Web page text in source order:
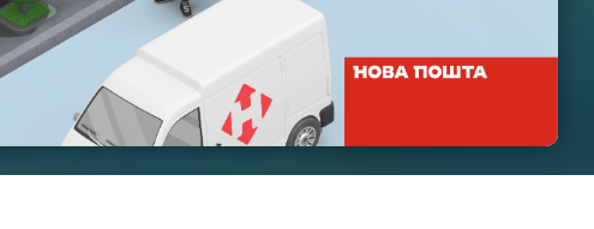
ВАКАНСІЇ
ПОСТАЧАЛЬНИКАМ
ПАРТНЕРИ